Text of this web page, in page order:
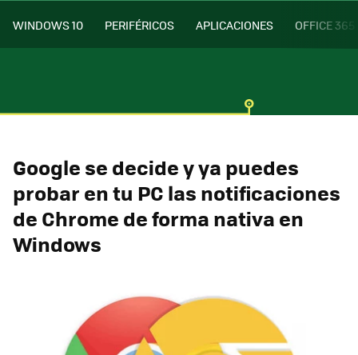
WINDOWS 10 PERIFÉRICOS APLICACIONES OFFICE 365
Google se decide y ya puedes
probar en tu PC las notificaciones
de Chrome de forma nativa en
Windows